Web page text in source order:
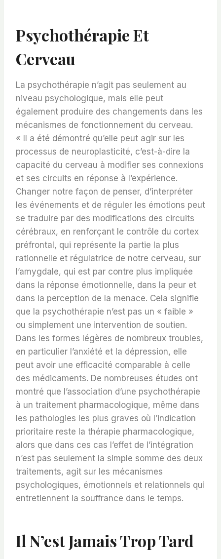
Psychothérapie Et
Cerveau
La psychothérapie n’agit pas seulement au
niveau psychologique, mais elle peut
également produire des changements dans les
mécanismes de fonctionnement du cerveau.
« Il a été démontré qu’elle peut agir sur les
processus de neuroplasticité, c’est-à-dire la
capacité du cerveau à modifier ses connexions
et ses circuits en réponse à l’expérience.
Changer notre façon de penser, d’interpréter
les événements et de réguler les émotions peut
se traduire par des modifications des circuits
cérébraux, en renforçant le contrôle du cortex
préfrontal, qui représente la partie la plus
rationnelle et régulatrice de notre cerveau, sur
l’amygdale, qui est par contre plus impliquée
dans la réponse émotionnelle, dans la peur et
dans la perception de la menace. Cela signifie
que la psychothérapie n’est pas un « faible »
ou simplement une intervention de soutien.
Dans les formes légères de nombreux troubles,
en particulier l’anxiété et la dépression, elle
peut avoir une efficacité comparable à celle
des médicaments. De nombreuses études ont
montré que l’association d’une psychothérapie
à un traitement pharmacologique, même dans
les pathologies les plus graves où l’indication
prioritaire reste la thérapie pharmacologique,
alors que dans ces cas l’effet de l’intégration
n’est pas seulement la simple somme des deux
traitements, agit sur les mécanismes
psychologiques, émotionnels et relationnels qui
entretiennent la souffrance dans le temps.
Il N’est Jamais Trop Tard